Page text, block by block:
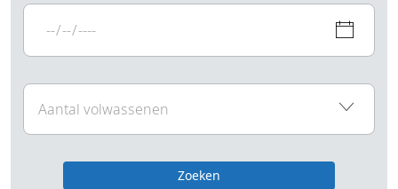
Zoeken